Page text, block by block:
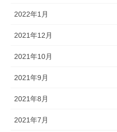
2022年1月
2021年12月
2021年10月
2021年9月
2021年8月
2021年7月